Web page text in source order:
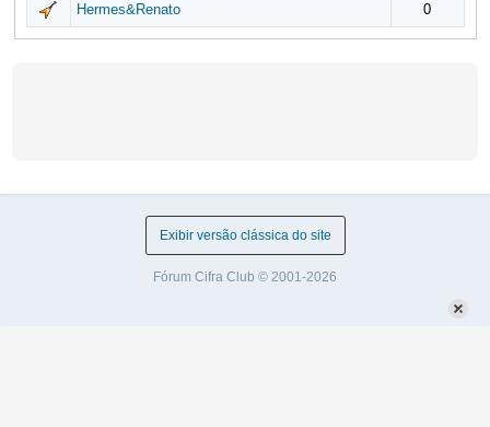
Hermes&Renato 0
Exibir versão clássica do site
Fórum Cifra Club © 2001-2026